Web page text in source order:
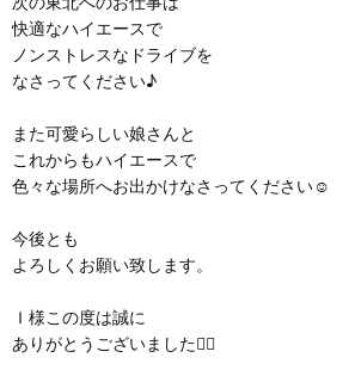
快適なハイエースで
ノンストレスなドライブを
なさってください♪
また可愛らしい娘さんと
これからもハイエースで
色々な場所へお出かけなさってください☺️
今後とも
よろしくお願い致します。
Ｉ様この度は誠に
ありがとうございました🙇‍♂️